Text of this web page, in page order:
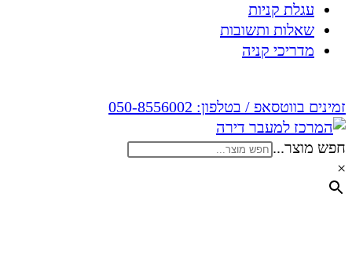
עגלת קניות
שאלות ותשובות
מדריכי קניה
זמינים בווטסאפ / בטלפון: 050-8556002
חפש מוצר...
×